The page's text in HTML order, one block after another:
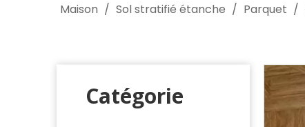
Maison / Sol stratifié étanche / Parquet /
Catégorie